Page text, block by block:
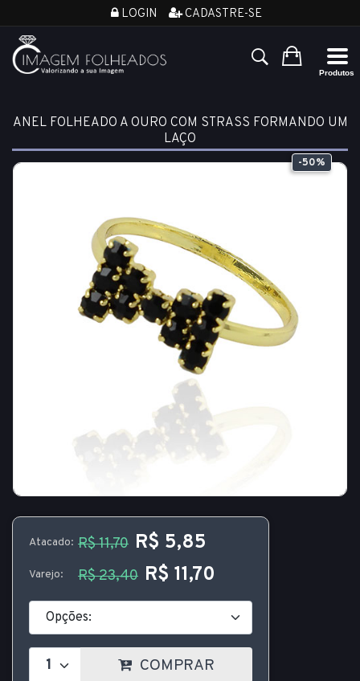
LOGIN CADASTRE-SE
ANEL FOLHEADO A OURO COM STRASS FORMANDO UM
LAÇO
-50%
Atacado: R$ 11,70 R$ 5,85
Varejo: R$ 23,40 R$ 11,70
COMPRAR